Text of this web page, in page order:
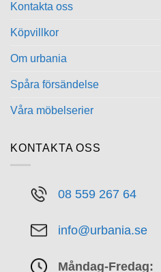
Kontakta oss
Köpvillkor
Om urbania
Spåra försändelse
Våra möbelserier
KONTAKTA OSS
08 559 267 64
info@urbania.se
Måndag-Fredag: